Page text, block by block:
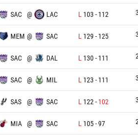
SAC @ LAC L 103 - 112
MEM @ SAC L 129 - 125
SAC @ DAL L 130- 111
SAC @ MIL L 123 - 111
SAS @ SAC L 122 - 102
MIA @ SAC L 105-97